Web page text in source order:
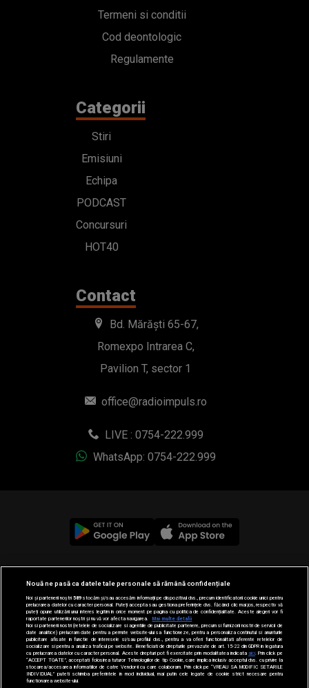
Termeni si conditii
Cod deontologic
Regulamente
Categorii
Stiri
Emisiuni
Echipa
PODCAST
Concursuri
HOT40
Contact
Bd. Mărăști 65-67,
Romexpo Intrarea C,
Pavilion T, sector 1
office@radioimpuls.ro
LIVE : 0754-222.999
WhatsApp: 0754-222.999
© 2019-2026 DOGAN MEDIA INTERNATIONAL SA, Toate
drepturile rezervate.
Nouă ne pasă ca datele tale personale să rămână confidențiale
Noi și partenerii noștri589stocăm și/sau accesăm informații pe dispozitivul dvs., precum identificatorii cookie unici pentru
prelucrarea datelor cu caracter personal. Puteți accepta sau gestiona preferințele dvs. făcând clic mai jos, respectiv vă
puteți opune utilizării unui interes legitim în orice moment pe pagina cu politica de confidențialitate. Aceste alegeri vor fi
raportate partenerilor noștri și nu vă vor afecta navigarea.
Mai multe detalii
Noi si partenerii nostri (retelele de socializare si agentiile de publicitate partenere, precum si furnizorii nostri de servicii de
date analitice) prelucram date pentru a permite website-ului sa functioneze, pentru a personaliza continutul si anunturile
publicitare afisate in functie de interesele si/sau profilul dvs., pentru a va oferi functionalitati aferente retelelor de
socializare si pentru a analiza traficul pe website. Beneficiati de drepturile prevazute de art. 15-22 din GDPR in legatura
cu prelucrarea datelor cu caracter personal. Aceste drepturi pot fi exercitate prin modalitatea indicataaici . Prin click pe
“ACCEPT TOATE”, acceptati folosirea tuturor Tehnologiilor de tip Cookie, care implica inclusiv acceptul dvs. cu privire la
stocarea/accesarea informatiilor de catre Vendor-ii cu care colaboram. Prin click pe “VREAU SA MODIFIC SETARILE
INDIVIDUAL” puteti schimba preferintele in mod individual, mai putin cele legate de cookie strict necesare pentru
functionarea website-ului.